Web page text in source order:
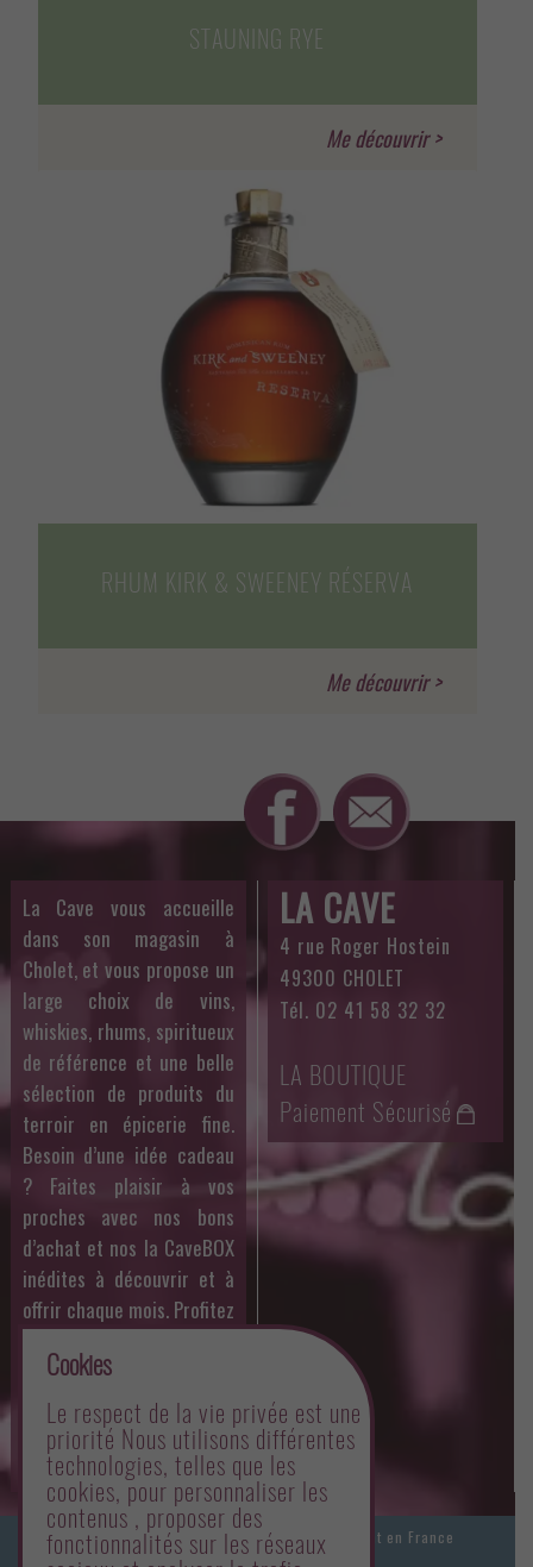
STAUNING RYE
RHUM KIRK & SWEENEY RÉSERVA
La Cave vous accueille
dans son magasin à
Cholet, et vous propose un
large choix de vins,
whiskies, rhums, spiritueux
de référence et une belle
sélection de produits du
terroir en épicerie fine.
Besoin d’une idée cadeau
? Faites plaisir à vos
proches avec nos bons
d’achat et nos la CaveBOX
inédites à découvrir et à
offrir chaque mois. Profitez
organisées par Philippe
toute l’année et des offres
mensuelles sur un whisky
en particulier.
LA CAVE
4 rue Roger Hostein
49300 CHOLET
Tél. 02 41 58 32 32
LA BOUTIQUE
Paiement Sécurisé
Les prix des produits sont valables uniquement en France
Cookies
Le respect de la vie privée est une
priorité Nous utilisons différentes
technologies, telles que les
cookies, pour personnaliser les
contenus , proposer des
fonctionnalités sur les réseaux